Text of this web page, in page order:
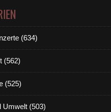
(634)
(562)
(525)
Umwelt (503)